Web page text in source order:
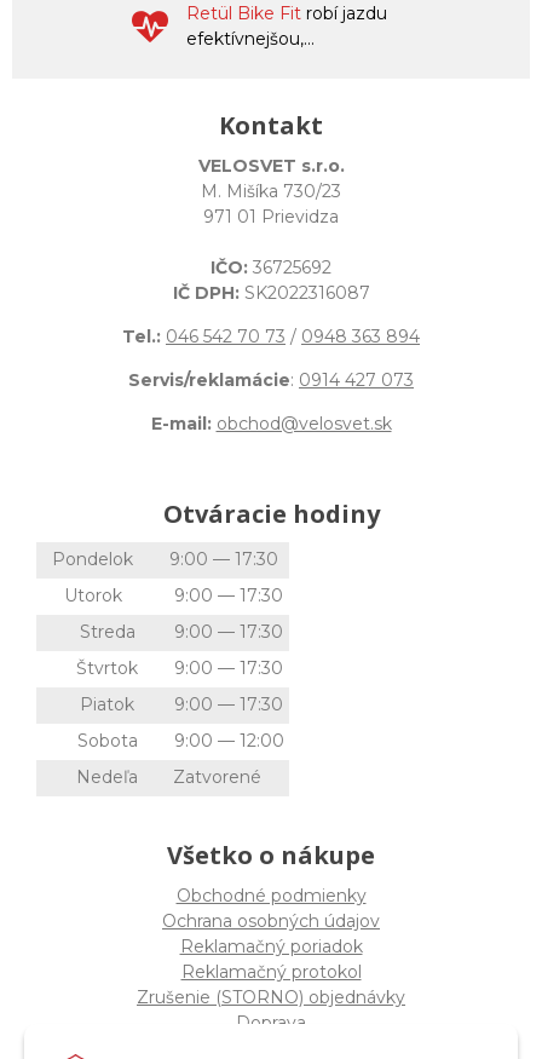
Retül Bike Fit robí jazdu
efektívnejšou,...
Kontakt
VELOSVET s.r.o.
M. Mišíka 730/23
971 01 Prievidza
IČO: 36725692
IČ DPH: SK2022316087
Tel.: 046 542 70 73 / 0948 363 894
Servis/reklamácie: 0914 427 073
E-mail: obchod@velosvet.sk
Otváracie hodiny
Pondelok
9:00 — 17:30
Utorok
9:00 — 17:30
Streda
9:00 — 17:30
Štvrtok
9:00 — 17:30
Piatok
9:00 — 17:30
Sobota
9:00 — 12:00
Nedeľa
Zatvorené
Všetko o nákupe
Obchodné podmienky
Ochrana osobných údajov
Reklamačný poriadok
Reklamačný protokol
Zrušenie (STORNO) objednávky
Doprava